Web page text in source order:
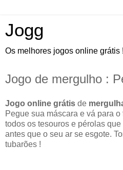
Jogg
Os melhores jogos online grátis !
Jogo de mergulho :
Jogo online grátis de
Pegue sua máscara e vá para
todos os tesouros e pérolas
antes que o seu ar se esgote.
tubarões !